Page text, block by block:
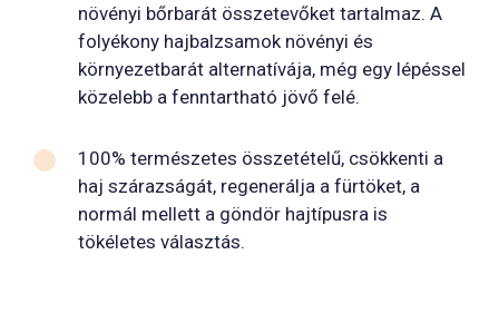
növényi bőrbarát összetevőket tartalmaz. A
folyékony hajbalzsamok növényi és
környezetbarát alternatívája, még egy lépéssel
közelebb a fenntartható jövő felé.
100% természetes összetételű, csökkenti a
haj szárazságát, regenerálja a fürtöket, a
normál mellett a göndör hajtípusra is
tökéletes választás.